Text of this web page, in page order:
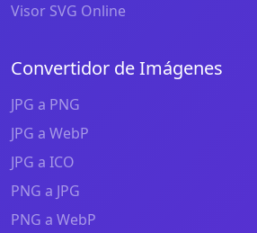
Visor SVG Online
Convertidor de Imágenes
JPG a PNG
JPG a WebP
JPG a ICO
PNG a JPG
PNG a WebP